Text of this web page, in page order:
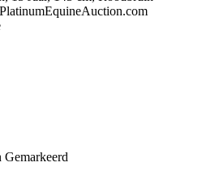
Gemarkeerd